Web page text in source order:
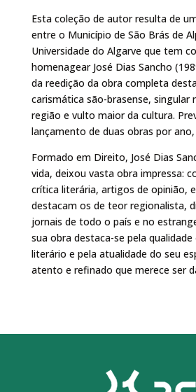
Esta coleção de autor resulta de
entre o Município de São Brás de
Universidade do Algarve que tem
homenagear José Dias Sancho
da reedição da obra completa
carismática são-brasense, singular
região e vulto maior da cultura.
lançamento de duas obras por
Formado em Direito, José Dias
vida, deixou vasta obra impressa:
crítica literária, artigos de opinião,
destacam os de teor regionalista,
jornais de todo o país e no
sua obra destaca-se pela
literário e pela atualidade do seu
atento e refinado que merece ser